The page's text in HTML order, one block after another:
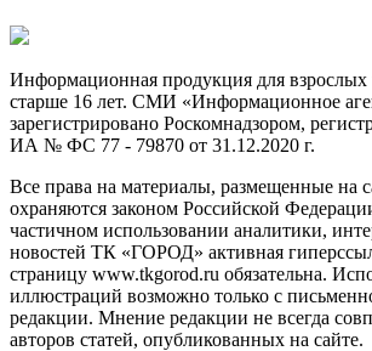
Информационная продукция для взрослых
старше 16 лет. СМИ «Информационное
зарегистрировано Роскомнадзором,
ИА № ФС 77 - 79870 от 31.12.2020 г.
Все права на материалы, размещенные на
охраняются законом Российской
частичном использовании аналитики,
новостей ТК «ГОРОД» активная
страницу www.tkgorod.ru обязательна.
иллюстраций возможно только с
редакции. Мнение редакции не всегда
авторов статей, опубликованных на сайте.